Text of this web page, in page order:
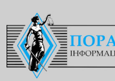
до
основного
вмісту